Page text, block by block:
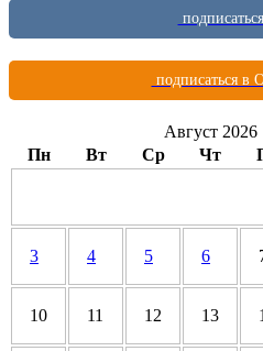
подписаться в
Август 2026
Пн
Вт Ср Чт
3 4 5 6
10 11 12 13